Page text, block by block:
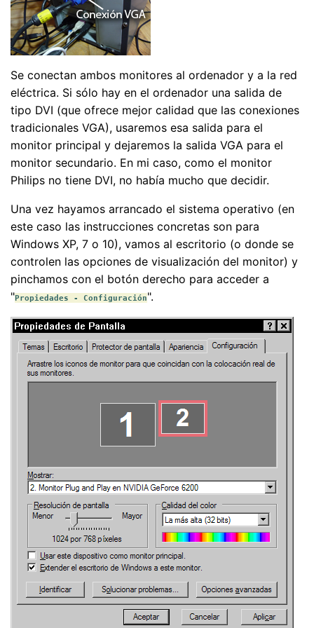
Se conectan ambos monitores al ordenador y a la red
eléctrica. Si sólo hay en el ordenador una salida de
tipo DVI (que ofrece mejor calidad que las conexiones
tradicionales VGA), usaremos esa salida para el
monitor principal y dejaremos la salida VGA para el
monitor secundario. En mi caso, como el monitor
Philips no tiene DVI, no había mucho que decidir.
Una vez hayamos arrancado el sistema operativo (en
este caso las instrucciones concretas son para
Windows XP, 7 o 10), vamos al escritorio (o donde se
controlen las opciones de visualización del monitor) y
pinchamos con el botón derecho para acceder a
"Propiedades - Configuración".